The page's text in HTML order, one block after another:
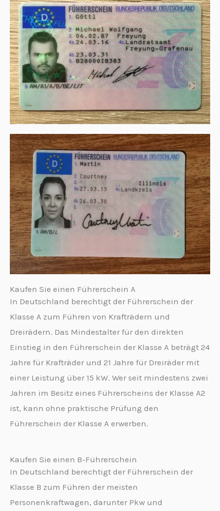
Kaufen Sie einen Führerschein A
In Deutschland berechtigt der Führerschein der
Klasse A zum Führen von Krafträdern und
Dreirädern. Das Mindestalter für den direkten
Einstieg in den Führerschein der Klasse A beträgt 24
Jahre für Krafträder und 21 Jahre für Dreiräder mit
einer Leistung über 15 kW. Wer seit mindestens zwei
Jahren im Besitz eines Führerscheins der Klasse A2
ist, kann ohne praktische Prüfung den
Führerschein der Klasse A erwerben.
Kaufen Sie einen B-Führerschein
In Deutschland berechtigt der Führerschein der
Klasse B zum Führen der meisten
Personenkraftwagen, darunter Pkw und